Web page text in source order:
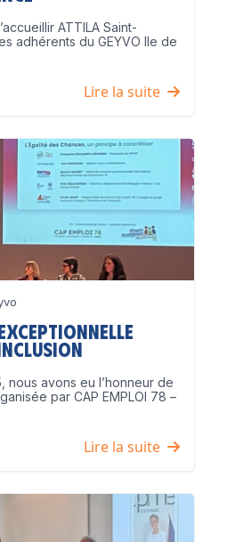
ATTILA Saint-
adhérents du GEYVO Ile de
Lire la suite
nous avons eu l’honneur de
par CAP EMPLOI 78 –
Lire la suite